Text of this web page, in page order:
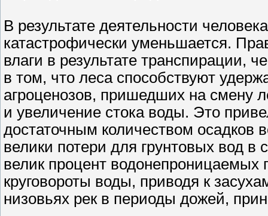
В результате деятельности
катастрофически уменьшается.
влаги в результате транспирации,
в том, что леса способствуют
агроценозов, пришедших на смену
и увеличение стока воды. Это
достаточным количеством осадков
велики потери для грунтовых вод в
велик процент
круговороты воды, приводя к
низовьях рек в периоды дожей,